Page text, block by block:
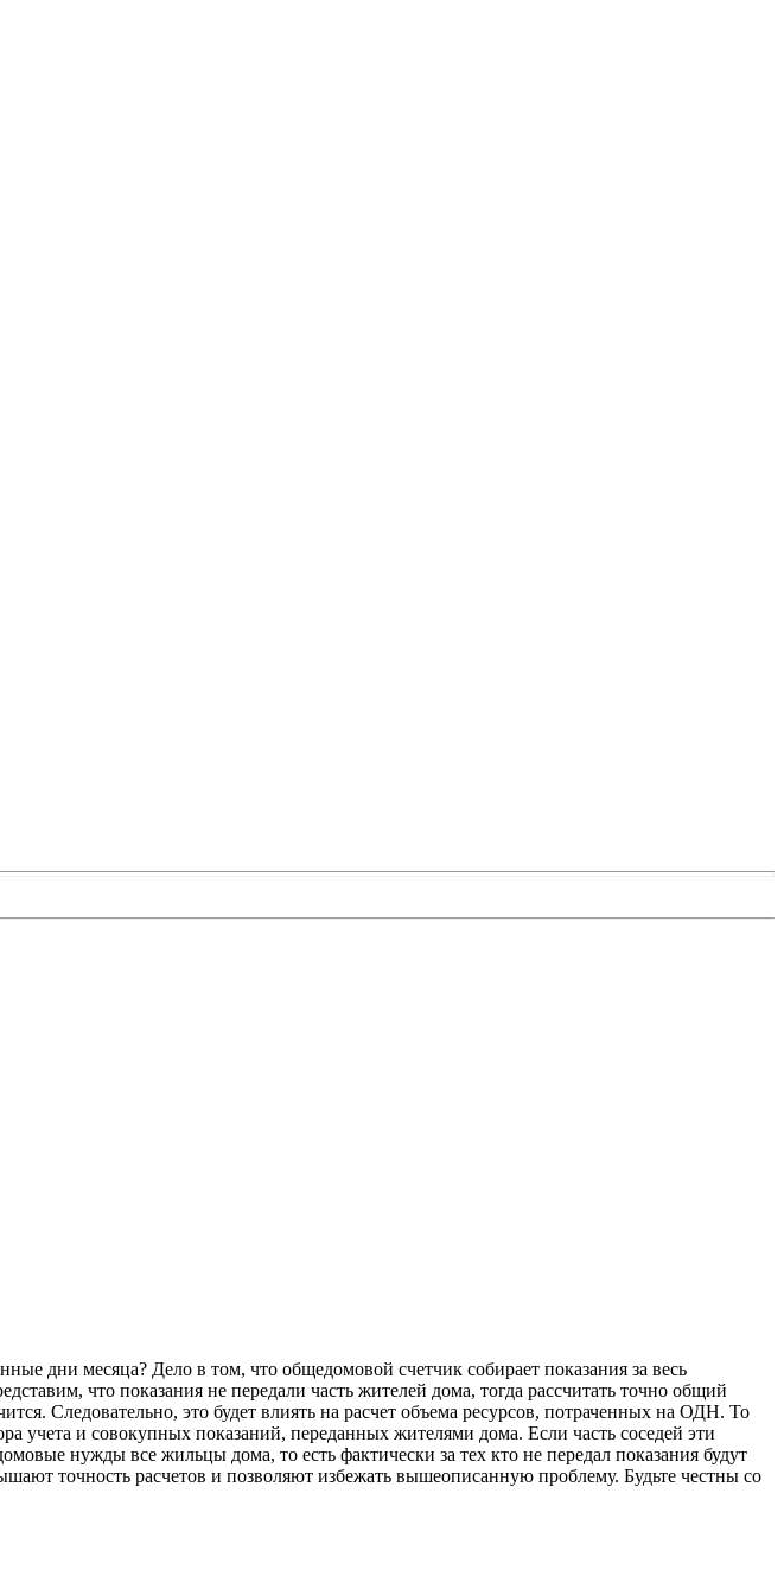
дни месяца? Дело в том, что общедомовой счетчик собирает показания за весь
что показания не передали часть жителей дома, тогда рассчитать точно общий
Следовательно, это будет влиять на расчет объема ресурсов, потраченных на ОДН. То
и совокупных показаний, переданных жителями дома. Если часть соседей эти
нужды все жильцы дома, то есть фактически за тех кто не передал показания будут
точность расчетов и позволяют избежать вышеописанную проблему. Будьте честны со